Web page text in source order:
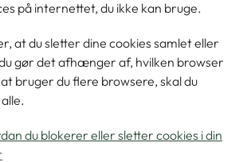
på internettet, du ikke kan bruge.
at du sletter dine cookies samlet eller
gør det afhænger af, hvilken browser
bruger du flere browsere, skal du
du blokerer eller sletter cookies i din